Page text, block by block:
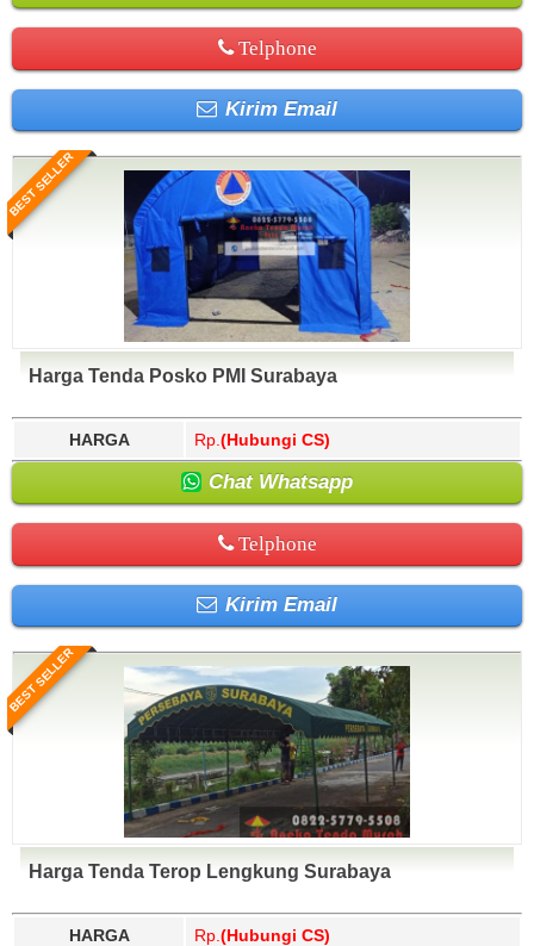
Telphone
Kirim Email
BEST SELLER
Harga Tenda Posko PMI Surabaya
HARGA Rp. (Hubungi CS)
Chat Whatsapp
Telphone
Kirim Email
BEST SELLER
Harga Tenda Terop Lengkung Surabaya
HARGA Rp. (Hubungi CS)